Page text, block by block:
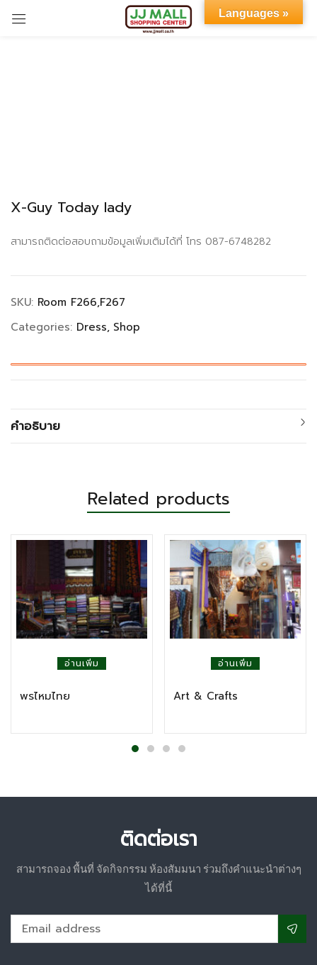
X-Guy Today lady
สามารถติดต่อสอบถามข้อมูลเพิ่มเติมได้ที่ โทร 087-6748282
SKU: Room F266,F267
Categories: Dress Shop
คำอธิบาย
Related products
อ่านเพิ่ม
พรไหมไทย
อ่านเพิ่ม
Art & Crafts
ติดต่อเรา
สามารถจอง พื้นที่ จัดกิจกรรม ห้องสัมมนา ร่วมถึงคำแนะนำต่างๆ
ได้ที่นี้
Languages »
Sign in